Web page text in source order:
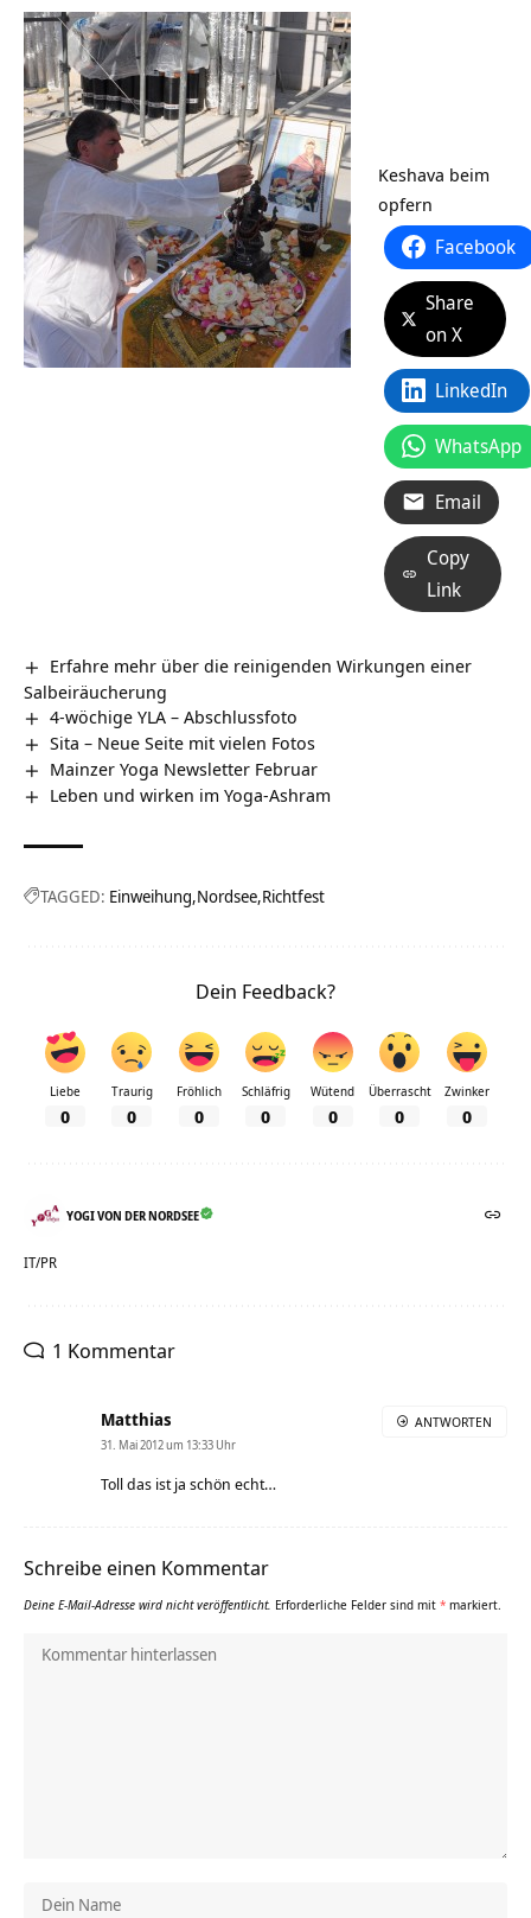
Keshava beim
opfern
Facebook
Share
on X
LinkedIn
WhatsApp
Email
Copy
Link
Erfahre mehr über die reinigenden Wirkungen einer
Salbeiräucherung
4-wöchige YLA – Abschlussfoto
Sita – Neue Seite mit vielen Fotos
Mainzer Yoga Newsletter Februar
Leben und wirken im Yoga-Ashram
TAGGED: Einweihung Nordsee Richtfest
Dein Feedback?
Liebe
0
Traurig
0
Fröhlich
0
Schläfrig
0
Wütend
0
Überrascht
0
Zwinker
0
YOGI VON DER NORDSEE
IT/PR
1 Kommentar
Matthias
31. Mai 2012 um 13:33 Uhr
Toll das ist ja schön echt…
ANTWORTEN
Schreibe einen Kommentar
Deine E-Mail-Adresse wird nicht veröffentlicht. Erforderliche Felder sind mit * markiert.